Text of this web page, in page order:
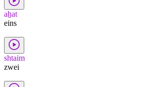
aẖat
eins
shtaim
zwei